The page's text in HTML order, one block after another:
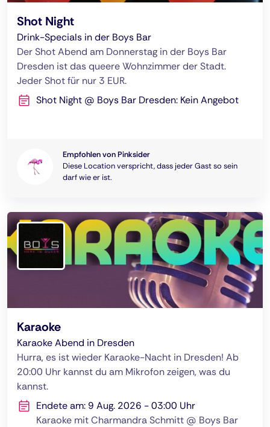
Shot Night
Drink-Specials in der Boys Bar
Der Shot Abend am Donnerstag in der Boys Bar
Dresden ist das queere Wohnzimmer der Stadt.
Jeder Shot für nur 3 EUR.
Shot Night @ Boys Bar Dresden: Kein Angebot
Empfohlen von Pinksider
Diese Location verspricht, dass jeder Gast so sein
darf wie er ist.
Karaoke
Karaoke Abend in Dresden
Hurra, es ist wieder Karaoke-Nacht in Dresden! Ab
20:00 Uhr kannst du am Mikrofon zeigen, was du
kannst.
Endete am: 9 Aug. 2026 - 03:00 Uhr
Karaoke mit Charmandra Schmitt @ Boys Bar